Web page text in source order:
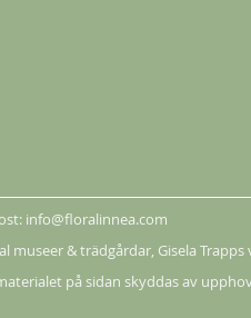
info@floralinnea.com
museer & trädgårdar, Gisela Trapps
på sidan skyddas av